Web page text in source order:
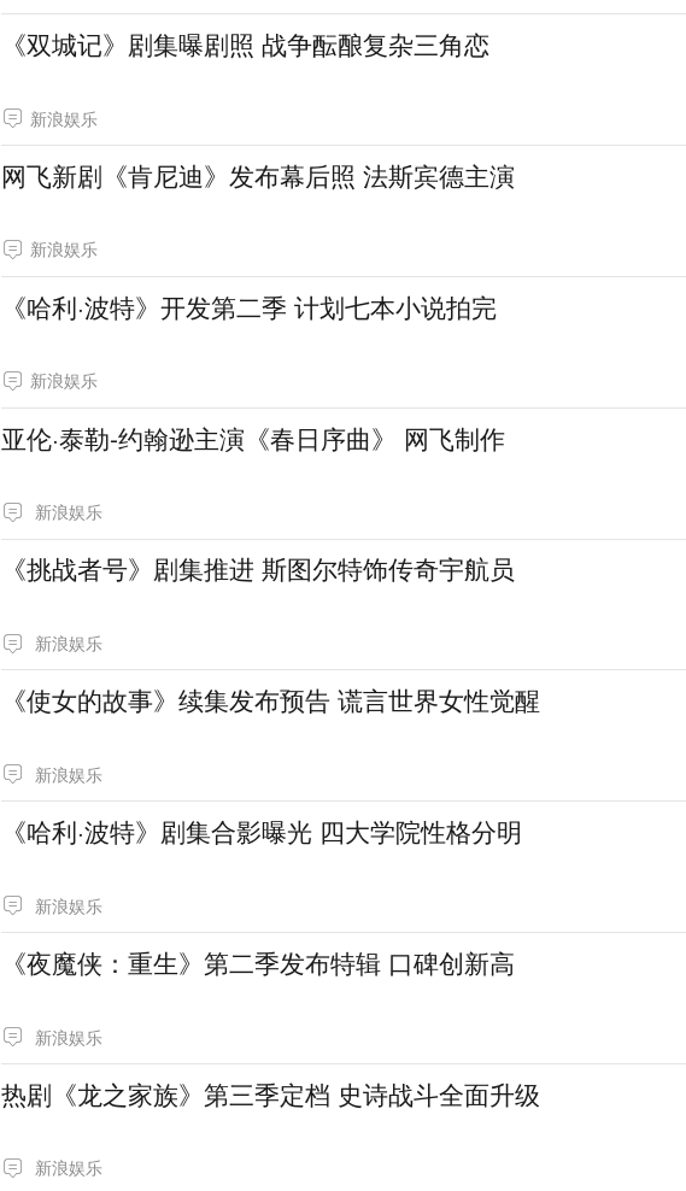
《双城记》剧集曝剧照 战争酝酿复杂三角恋
新浪娱乐
网飞新剧《肯尼迪》发布幕后照 法斯宾德主演
新浪娱乐
《哈利·波特》开发第二季 计划七本小说拍完
新浪娱乐
亚伦·泰勒-约翰逊主演《春日序曲》 网飞制作
新浪娱乐
《挑战者号》剧集推进 斯图尔特饰传奇宇航员
新浪娱乐
《使女的故事》续集发布预告 谎言世界女性觉醒
新浪娱乐
《哈利·波特》剧集合影曝光 四大学院性格分明
新浪娱乐
《夜魔侠：重生》第二季发布特辑 口碑创新高
新浪娱乐
热剧《龙之家族》第三季定档 史诗战斗全面升级
新浪娱乐